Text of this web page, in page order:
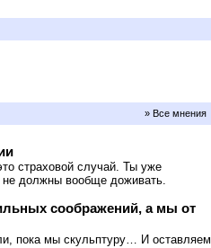
» Все мнения
страховой случай. Ты уже
не должны вообще доживать.
соображений, а мы от
пока мы скульптуру… И оставляем